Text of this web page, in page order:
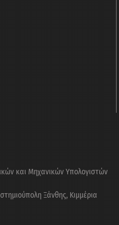
και Μηχανικών Υπολογιστών
Ξάνθης, Κιμμέρια